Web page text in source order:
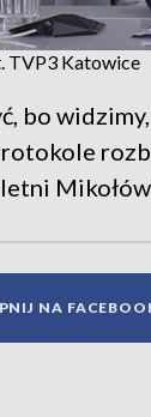
TVP3 Katowice
bo
NA